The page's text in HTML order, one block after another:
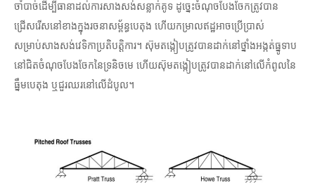
ចាំបាច់ដើម្បីធានាដល់ការសាងសង់សន្លាក់គូទ ដូច្នេះចំណុចបែងចែកត្រូវបាន
ជ្រើសរើសនៅខាងក្នុងរចនាសម្ព័ន្ធបេតុង ហើយកម្រាលឥដ្ឋអាចប្រើប្រាស់
សម្រាប់សាងសង់វេទិកាប្រតិបត្តិការ។ ស៊ុមតង្កៀបត្រូវបានដាក់នៅថ្នាំងអង្កត់ធ្នូទាប
នៅជិតចំណុចបែងចែកនៃទ្រនិចមេ ហើយស៊ុមតង្កៀបត្រូវបានដាក់នៅលើកំពូលនៃ
ធ្នឹមបេតុង ឬជួរឈរនៅលើដំបូល។